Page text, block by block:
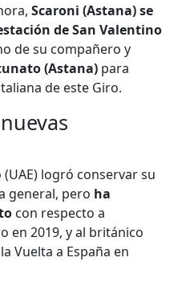
Scaroni (Astana) se
de San Valentino
de su compañero y
(Astana) para
de este Giro.
logró conservar su
general, pero ha
con respecto a
en 2019, y al británico
Vuelta a España en